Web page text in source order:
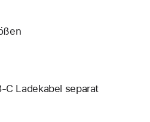
C Ladekabel separat